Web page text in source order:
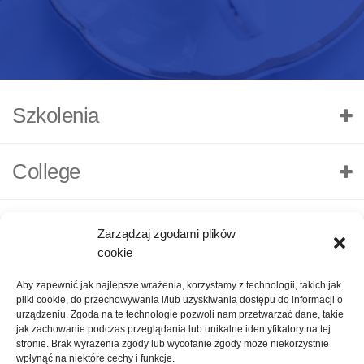
Zarządzaj zgodami plików
cookie
Aby zapewnić jak najlepsze wrażenia, korzystamy z technologii, takich jak
pliki cookie, do przechowywania i/lub uzyskiwania dostępu do informacji o
urządzeniu. Zgoda na te technologie pozwoli nam przetwarzać dane, takie
jak zachowanie podczas przeglądania lub unikalne identyfikatory na tej
stronie. Brak wyrażenia zgody lub wycofanie zgody może niekorzystnie
wpłynąć na niektóre cechy i funkcje.
Szkolenia
College